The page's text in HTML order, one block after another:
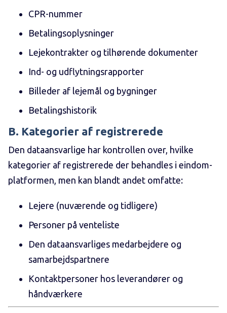
CPR-nummer
Betalingsoplysninger
Lejekontrakter og tilhørende dokumenter
Ind- og udflytningsrapporter
Billeder af lejemål og bygninger
Betalingshistorik
B. Kategorier af registrerede
Den dataansvarlige har kontrollen over, hvilke
kategorier af registrerede der behandles i eindom-
platformen, men kan blandt andet omfatte:
Lejere (nuværende og tidligere)
Personer på venteliste
Den dataansvarliges medarbejdere og
samarbejdspartnere
Kontaktpersoner hos leverandører og
håndværkere